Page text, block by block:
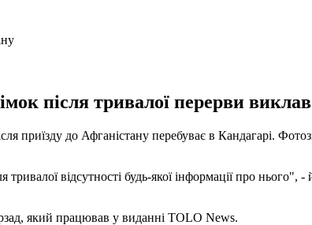
після тривалої перерви
приїзду до Афганістану перебуває в Кандагарі.
відсутності будь-якої інформації про нього", -
який працював у виданні TOLO News.